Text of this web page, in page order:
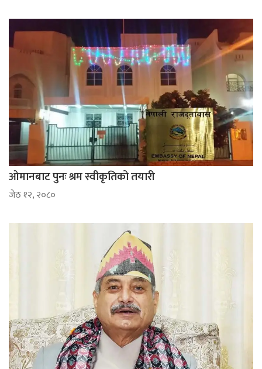
ओमानबाट पुनः श्रम स्वीकृतिको तयारी
जेठ १२, २०८०